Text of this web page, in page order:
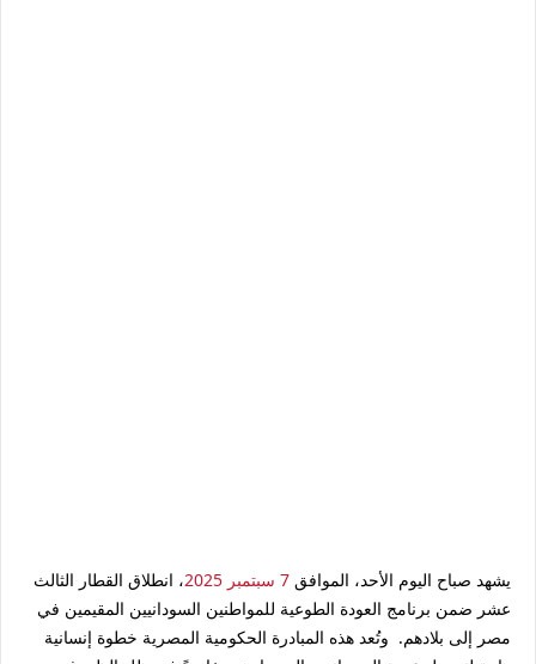
يشهد صباح اليوم الأحد، الموافق 7 سبتمبر 2025
، انطلاق القطار الثالث
عشر ضمن برنامج العودة الطوعية للمواطنين السودانيين المقيمين في
مصر إلى بلادهم. وتُعد هذه المبادرة الحكومية المصرية خطوة إنسانية